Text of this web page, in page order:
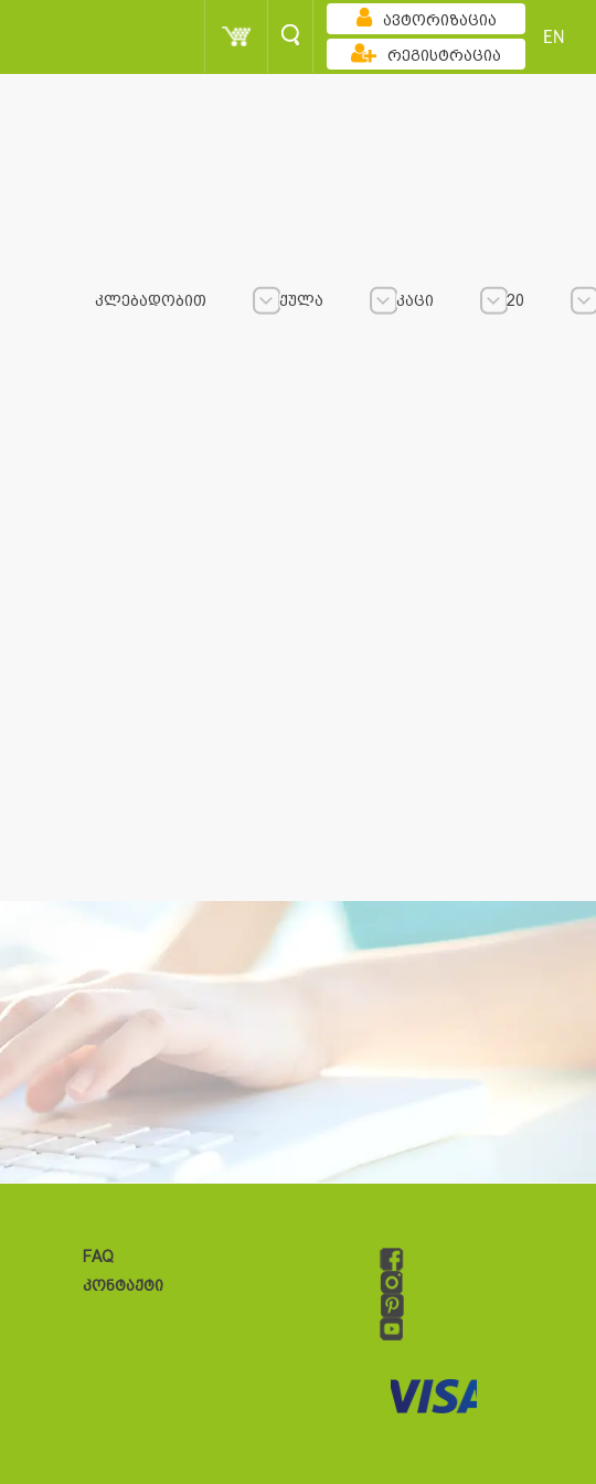
ავტორიზაცია
რეგისტრაცია
EN
კლებადობით ქულა კაცი
20
FAQ
კონტაქტი